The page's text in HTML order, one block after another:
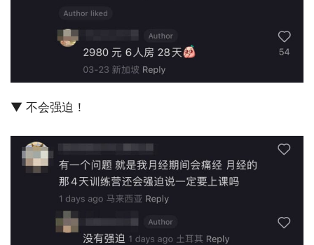
▼ 不会强迫！